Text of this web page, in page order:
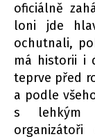
oficiálně
loni jde
ochutnali,
má historii i
teprve před
a podle
s lehkým
organizátoři